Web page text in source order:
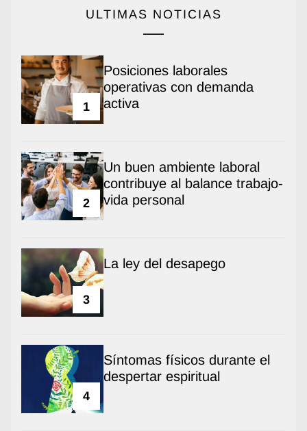
ULTIMAS NOTICIAS
1
Posiciones laborales
operativas con demanda
activa
2
Un buen ambiente laboral
contribuye al balance trabajo-
vida personal
3
La ley del desapego
4
Síntomas físicos durante el
despertar espiritual